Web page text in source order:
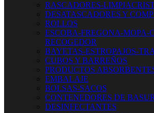
RASCADORES-
DESATASCADORES Y
ROLLOS
ESCOBA-FREGONA-MOPA-
RECOGEDOR
BAYETAS-ESTROPAJOS-
CUBOS Y BARREÑOS
PRODUCTOS
EMBALAJE
BOLSAS-SACOS
CONTENEDORES DE
DESINFECTANTES